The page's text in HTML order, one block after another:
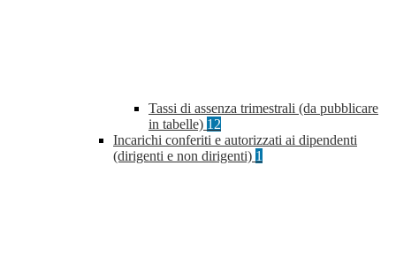
Tassi di assenza trimestrali (da pubblicare
in tabelle) 12
Incarichi conferiti e autorizzati ai dipendenti
(dirigenti e non dirigenti) 1